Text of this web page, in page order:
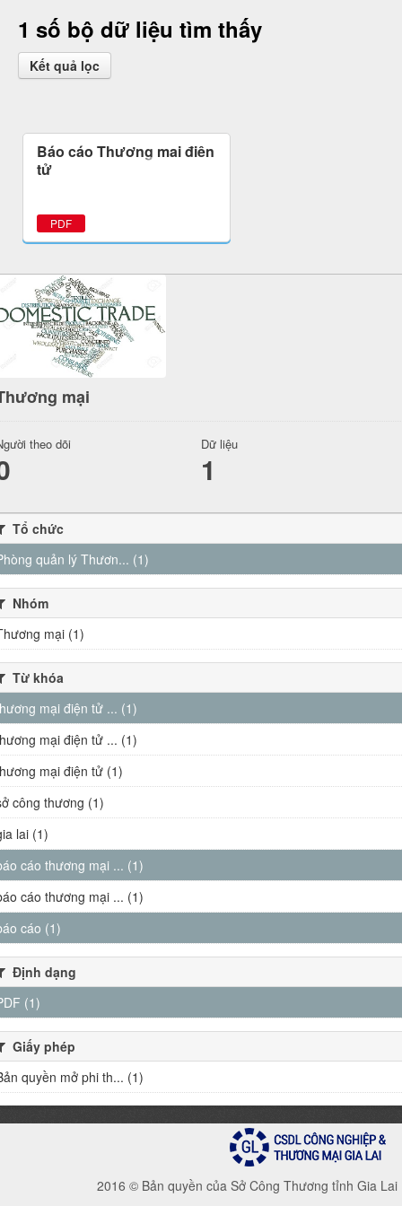
1 số bộ dữ liệu tìm thấy
Kết quả lọc
Báo cáo Thương mại điện
tử
PDF
mại
theo dõi Dữ liệu
1
Tổ chức
quản lý Thươn... (1)
Nhóm
mại (1)
Từ khóa
mại điện tử ... (1)
mại điện tử ... (1)
mại điện tử (1)
công thương (1)
lai (1)
cáo thương mại ... (1)
cáo thương mại ... (1)
cáo (1)
Định dạng
(1)
Giấy phép
quyền mở phi th... (1)
2016 © Bản quyền của Sở Công Thương tỉnh Gia Lai